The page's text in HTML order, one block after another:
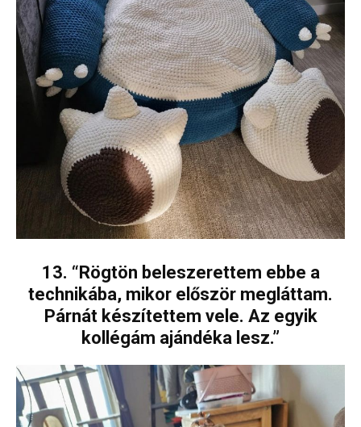
13. “Rögtön beleszerettem ebbe a
technikába, mikor először megláttam.
Párnát készítettem vele. Az egyik
kollégám ajándéka lesz.”